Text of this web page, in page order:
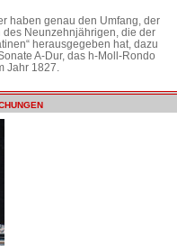
haben genau den Umfang, der
des Neunzehnjährigen, die der
herausgegeben hat, dazu
A-Dur, das h-Moll-Rondo
Jahr 1827.